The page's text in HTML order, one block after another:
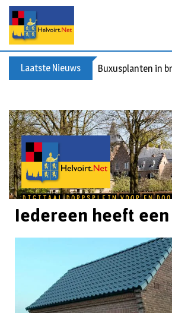
Laatste Nieuws Buxusplanten in
Iedereen heeft